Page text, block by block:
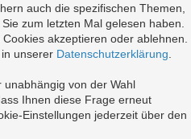
auch die spezifischen Themen,
zum letzten Mal gelesen haben.
akzeptieren oder ablehnen.
unserer Datenschutzerklärung
unabhängig von der Wahl
Ihnen diese Frage erneut
Einstellungen jederzeit über den